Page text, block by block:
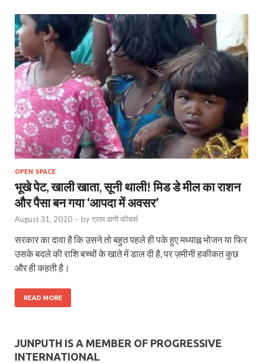
OPEN SPACE
भूखे पेट, खाली खाता, सूनी थाली! मिड डे मील का राशन
और पैसा बन गया ‘आपदा में अवसर’
August 31, 2020 - byग्राम वाणी फीचर्स
सरकार का दावा है कि उसने तो बहुत पहले ही पके हुए मध्याह्न भोजन या फिर
उसके बदले की राशि बच्चों के खाते में डाल दी है, पर ज़मीनी हकीकत कुछ
और ही कहती है।
READ MORE
JUNPUTH IS A MEMBER OF PROGRESSIVE
INTERNATIONAL